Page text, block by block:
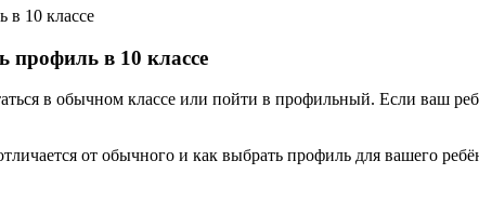
в 10 классе
профиль в 10 классе
в обычном классе или пойти в профильный. Если ваш
от обычного и как выбрать профиль для вашего